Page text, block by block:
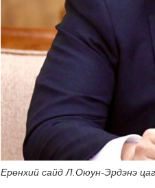
Ерөнхий сайд Л.Оюун-Эрдэнэ